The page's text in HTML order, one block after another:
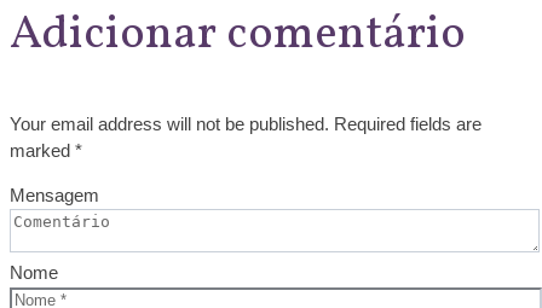
Adicionar comentário
Your email address will not be published. Required fields are
marked *
Mensagem
Nome